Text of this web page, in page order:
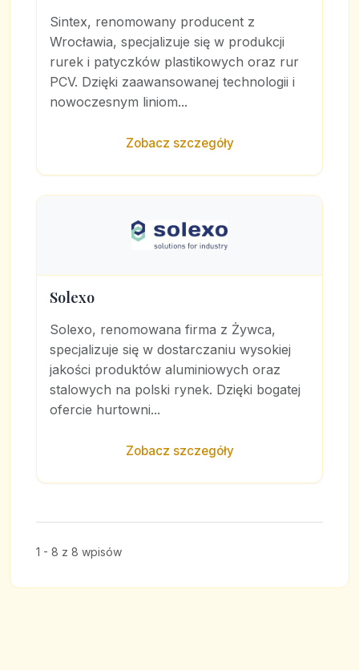
Sintex, renomowany producent z
Wrocławia, specjalizuje się w produkcji
rurek i patyczków plastikowych oraz rur
PCV. Dzięki zaawansowanej technologii i
nowoczesnym liniom...
Zobacz szczegóły
Solexo
Solexo, renomowana firma z Żywca,
specjalizuje się w dostarczaniu wysokiej
jakości produktów aluminiowych oraz
stalowych na polski rynek. Dzięki bogatej
ofercie hurtowni...
Zobacz szczegóły
1 - 8 z 8 wpisów